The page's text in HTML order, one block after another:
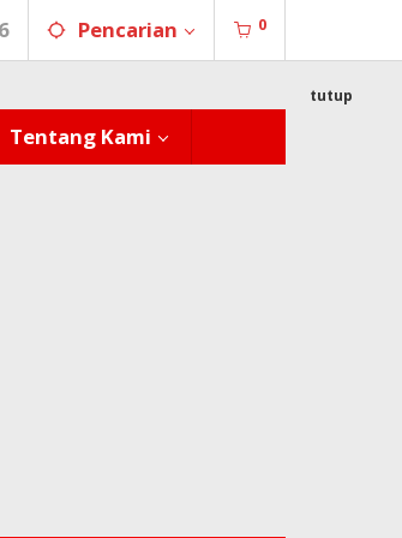
Pencarian 0
Tentang Kami
tutup